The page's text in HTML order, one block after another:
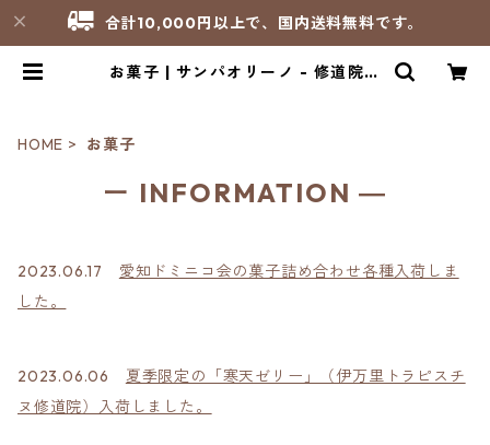
合計10,000円以上で、国内送料無料です。
お菓子 | サンパオリーノ - 修道院製
HOME お菓子
ー INFORMATION ―
2023.06.17 愛知ドミニコ会の菓子詰め合わせ各種入荷しま
した。
2023.06.06 夏季限定の「寒天ゼリー」（伊万里トラピスチ
ヌ修道院）入荷しました。